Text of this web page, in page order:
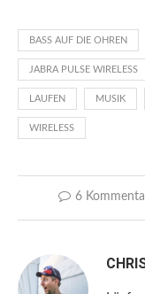
BASS AUF DIE OHREN
JABRA PULSE WIRELESS
LAUFEN MUSIK
WIRELESS
6